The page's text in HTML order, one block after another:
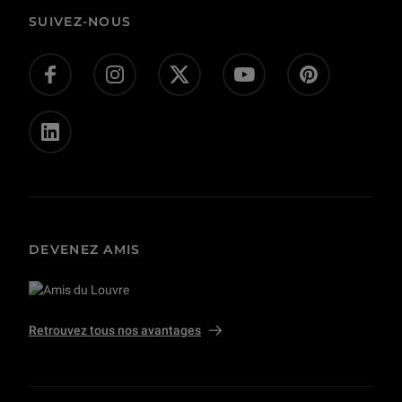
Actes administratifs
Presse
Donnez-nous votre avis !
Offres d’emploi - concours
Privatisations et tournages
SUIVEZ-NOUS
DEVENEZ AMIS
Retrouvez tous nos avantages